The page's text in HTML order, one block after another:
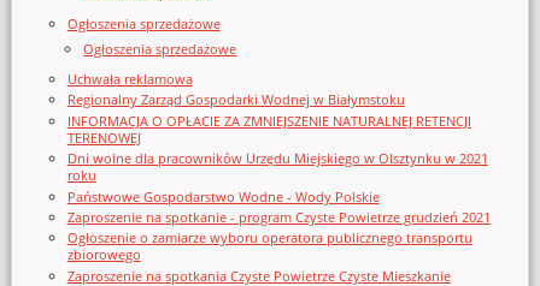
Ogłoszenia sprzedażowe
Ogłoszenia sprzedażowe
Uchwała reklamowa
Regionalny Zarząd Gospodarki Wodnej w Białymstoku
INFORMACJA O OPŁACIE ZA ZMNIEJSZENIE NATURALNEJ RETENCJI
TERENOWEJ
Dni wolne dla pracowników Urzędu Miejskiego w Olsztynku w 2021
roku
Państwowe Gospodarstwo Wodne - Wody Polskie
Zaproszenie na spotkanie - program Czyste Powietrze grudzień 2021
Ogłoszenie o zamiarze wyboru operatora publicznego transportu
zbiorowego
Zaproszenie na spotkania Czyste Powietrze Czyste Mieszkanie